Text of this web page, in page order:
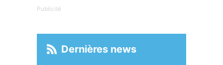
Publicité
Dernières news